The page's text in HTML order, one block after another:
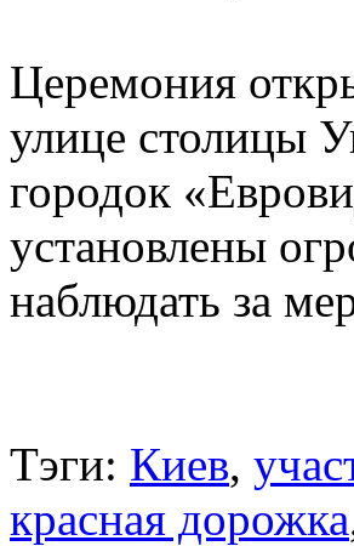
Церемония
улице столицы
городок
установлены
наблюдать за
Тэги: Киев,
красная дорожка